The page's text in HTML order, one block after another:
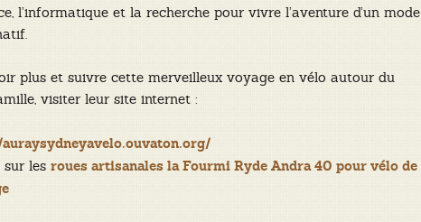
l’informatique et la recherche pour vivre l’aventure d’un mode
plus et suivre cette merveilleux voyage en vélo autour du
visiter leur site internet :
sur lesroues artisanales la Fourmi Ryde Andra 40 pour vélo de